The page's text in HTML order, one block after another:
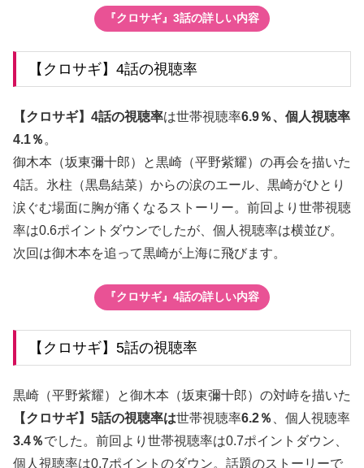
『クロサギ』3話の詳しい内容
【クロサギ】4話の視聴率
【クロサギ】4話の視聴率は世帯視聴率6.9％、個人視聴率
4.1％ 。
御木本（坂東彌十郎）と黒崎（平野紫耀）の再会を描いた
4話。氷柱（黒島結菜）からの涙のエール、黒崎がひとり
涙ぐむ場面に胸が痛くなるストーリー。前回より世帯視聴
率は0.6ポイントダウンでしたが、個人視聴率は横並び。
次回は御木本を追って黒崎が上海に飛びます。
『クロサギ』4話の詳しい内容
【クロサギ】5話の視聴率
黒崎（平野紫耀）と御木本（坂東彌十郎）の対峙を描いた
【クロサギ】5話の視聴率は世帯視聴率6.2％
、個人視聴率
3.4％でした。前回より世帯視聴率は0.7ポイントダウン、
個人視聴率は0.7ポイントのダウン。話題のストーリーで